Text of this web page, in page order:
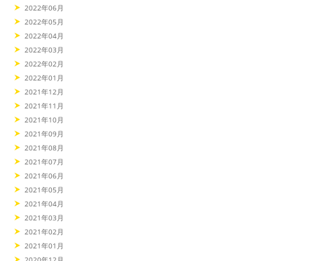
2022年06月
2022年05月
2022年04月
2022年03月
2022年02月
2022年01月
2021年12月
2021年11月
2021年10月
2021年09月
2021年08月
2021年07月
2021年06月
2021年05月
2021年04月
2021年03月
2021年02月
2021年01月